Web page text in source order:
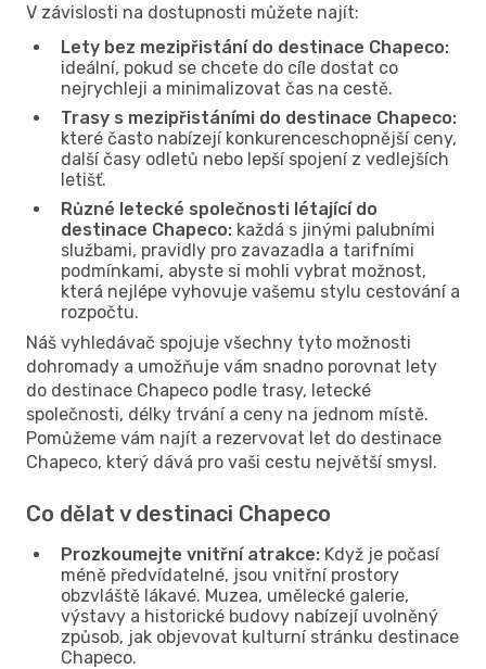
V závislosti na dostupnosti můžete najít:
Lety bez mezipřistání do destinace Chapeco:
ideální, pokud se chcete do cíle dostat co
nejrychleji a minimalizovat čas na cestě.
Trasy s mezipřistáními do destinace Chapeco:
které často nabízejí konkurenceschopnější ceny,
další časy odletů nebo lepší spojení z vedlejších
letišť.
Různé letecké společnosti létající do
destinace Chapeco: každá s jinými palubními
službami, pravidly pro zavazadla a tarifními
podmínkami, abyste si mohli vybrat možnost,
která nejlépe vyhovuje vašemu stylu cestování a
rozpočtu.
Náš vyhledávač spojuje všechny tyto možnosti
dohromady a umožňuje vám snadno porovnat lety
do destinace Chapeco podle trasy, letecké
společnosti, délky trvání a ceny na jednom místě.
Pomůžeme vám najít a rezervovat let do destinace
Chapeco, který dává pro vaši cestu největší smysl.
Co dělat v destinaci Chapeco
Prozkoumejte vnitřní atrakce: Když je počasí
méně předvídatelné, jsou vnitřní prostory
obzvláště lákavé. Muzea, umělecké galerie,
výstavy a historické budovy nabízejí uvolněný
způsob, jak objevovat kulturní stránku destinace
Chapeco.